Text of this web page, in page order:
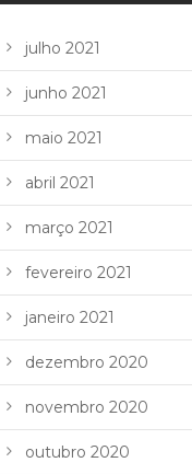
julho 2021
junho 2021
maio 2021
abril 2021
março 2021
fevereiro 2021
janeiro 2021
dezembro 2020
novembro 2020
outubro 2020